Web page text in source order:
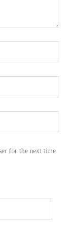
for the next time